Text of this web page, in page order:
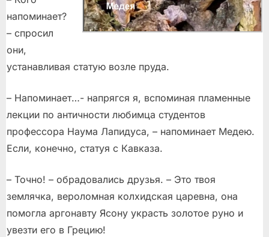
напоминает?
– спросил
они,
устанавливая статую возле пруда.
– Напоминает…- напрягся я, вспоминая пламенные
лекции по античности любимца студентов
профессора Наума Лапидуса, – напоминает Медею.
Если, конечно, статуя с Кавказа.
– Точно! – обрадовались друзья. – Это твоя
землячка, вероломная колхидская царевна, она
помогла аргонавту Ясону украсть золотое руно и
увезти его в Грецию!